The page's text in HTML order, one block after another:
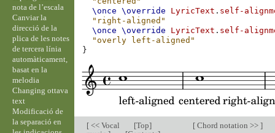
\once
\override LyricText . self-
"right-aligned"
\once
\override LyricText . self-
"overly left-aligned"
}
[<< Vocal
[Top]
[Chord notation >> ]
nota de l’escala
Canviar la
direcció de la
plica de les notes
de tercera línia
automàticament,
basat en la
melodia
Changing ottava
text
Modificació de
la separació en